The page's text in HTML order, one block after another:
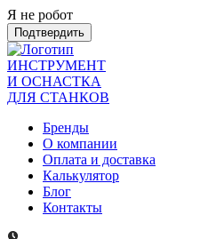
Я не робот
Подтвердить
ИНСТРУМЕНТ
И ОСНАСТКА
ДЛЯ СТАНКОВ
Бренды
О компании
Оплата и доставка
Калькулятор
Блог
Контакты